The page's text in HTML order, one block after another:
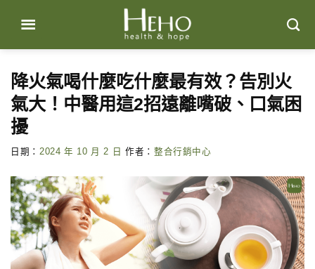
content
降火氣喝什麼吃什麼最有效？告別火
氣大！中醫用這2招遠離嘴破、口氣困
擾
日期： 2024 年 10 月 2 日 作者： 整合行銷中心